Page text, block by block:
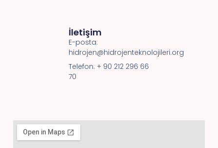
İletişim
E-posta:
hidrojen@hidrojenteknolojileri.org
Telefon: + 90 212 296 66
70